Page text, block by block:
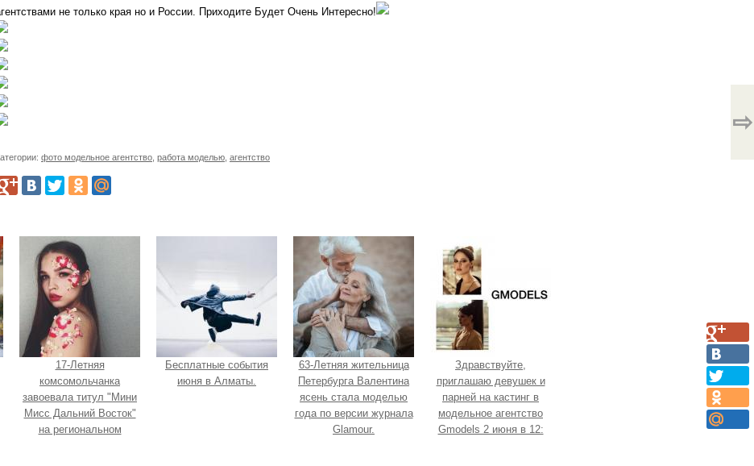
не только края но и России. Приходите Будет Очень Интересно!
фото модельное агентство работа моделью агентство
⇨
17-Летняя
комсомольчанка
завоевала титул "Мини
Мисс Дальний Восток"
на региональном
Бесплатные события
июня в Алматы.
63-Летняя жительница
Петербурга Валентина
ясень стала моделью
года по версии журнала
Glamour.
Здравствуйте,
приглашаю девушек и
парней на кастинг в
модельное агентство
Gmodels 2 июня в 12: